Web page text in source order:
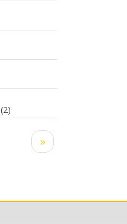
(2)
Next
page
››